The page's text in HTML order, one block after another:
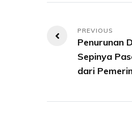
Navigasi
Penurunan
Sepinya
dari